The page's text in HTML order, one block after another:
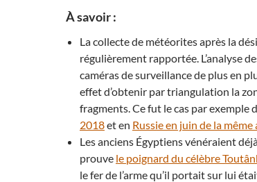
À savoir :
La collecte de météorites après la
régulièrement rapportée. L’analyse
caméras de surveillance de plus en
effet d’obtenir par triangulation la
fragments. Ce fut le cas par exemple
2018et en Russie en juin de la même
Les anciens Égyptiens vénéraient
prouve le poignard du célèbre
le fer de l’arme qu’il portait sur lui